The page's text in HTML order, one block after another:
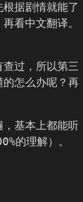
据剧情就能了
看中文翻译。
过，所以第三
怎么办呢？再
基本上都能听
的理解）。